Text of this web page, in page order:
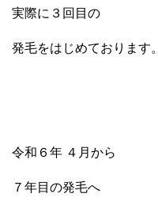
実際に３回目の
発毛をはじめております。
令和６年 ４月から
７年目の発毛へ